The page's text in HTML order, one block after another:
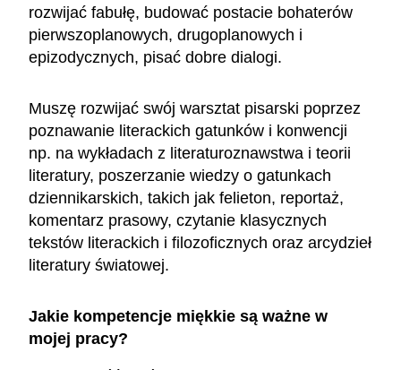
rozwijać fabułę, budować postacie bohaterów
pierwszoplanowych, drugoplanowych i
epizodycznych, pisać dobre dialogi.
Muszę rozwijać swój warsztat pisarski poprzez
poznawanie literackich gatunków i konwencji
np. na wykładach z literaturoznawstwa i teorii
literatury, poszerzanie wiedzy o gatunkach
dziennikarskich, takich jak felieton, reportaż,
komentarz prasowy, czytanie klasycznych
tekstów literackich i filozoficznych oraz arcydzieł
literatury światowej.
Jakie kompetencje miękkie są ważne w
mojej pracy?